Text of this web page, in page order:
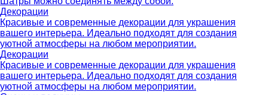
Декорации
Красивые и современные декорации для украшения
вашего интерьера. Идеально подходят для создания
уютной атмосферы на любом мероприятии.
Декорации
Красивые и современные декорации для украшения
вашего интерьера. Идеально подходят для создания
уютной атмосферы на любом мероприятии.